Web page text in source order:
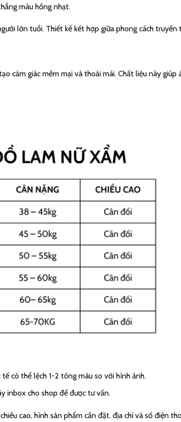
màu hồng nhạt.
lớn tuổi. Thiết kế kết hợp giữa phong cách truyền
cảm giác mềm mại và thoải mái. Chất liệu này giúp
có thể lệch 1-2 tông màu so với hình ảnh.
inbox cho shop để được tư vấn.
cao, hình sản phẩm cần đặt, địa chỉ và số điện